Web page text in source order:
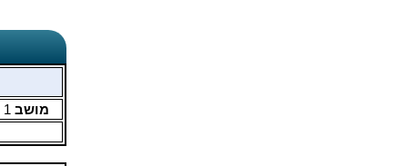
מושב 1